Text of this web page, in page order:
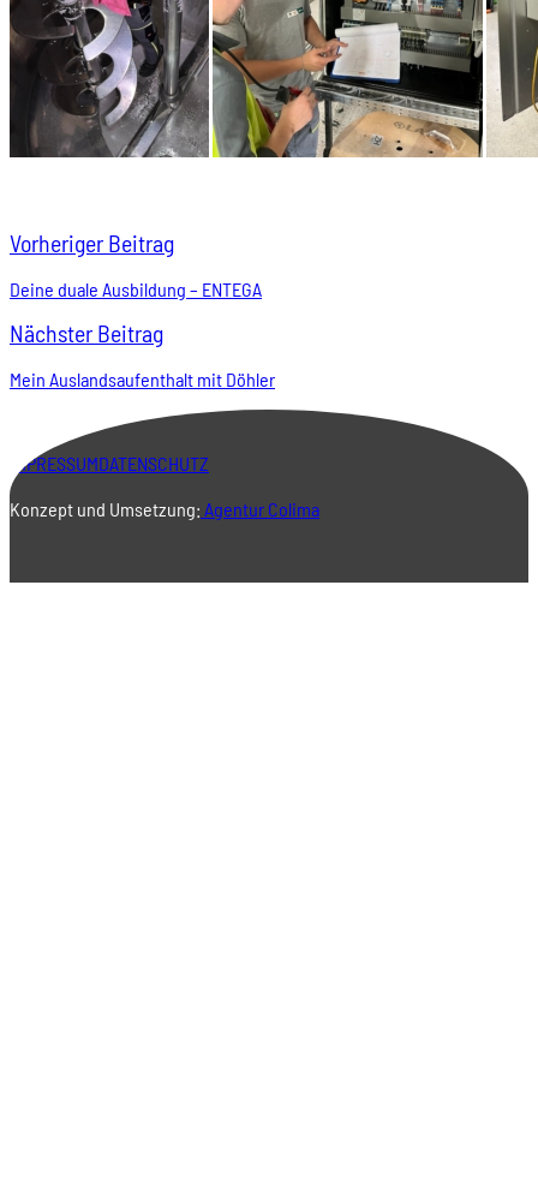
Vorheriger Beitrag
Deine duale Ausbildung – ENTEGA
Nächster Beitrag
Mein Auslandsaufenthalt mit Döhler
IMPRESSUMDATENSCHUTZ
Konzept und Umsetzung: Agentur Colima